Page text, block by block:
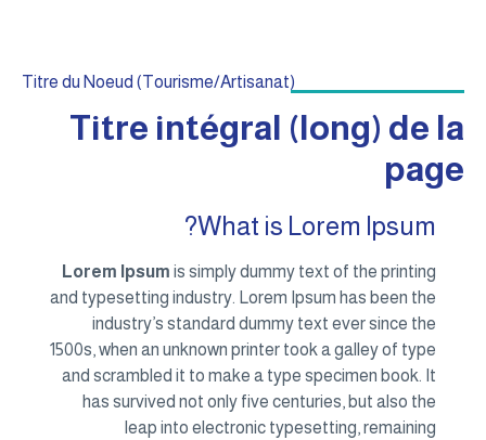
Titre du Noeud (Tourisme/Artisanat)
Titre intégral (long) de la
page
What is Lorem Ipsum?
Lorem Ipsum is simply dummy text of the printing
and typesetting industry. Lorem Ipsum has been the
industry’s standard dummy text ever since the
1500s, when an unknown printer took a galley of type
and scrambled it to make a type specimen book. It
has survived not only five centuries, but also the
leap into electronic typesetting, remaining